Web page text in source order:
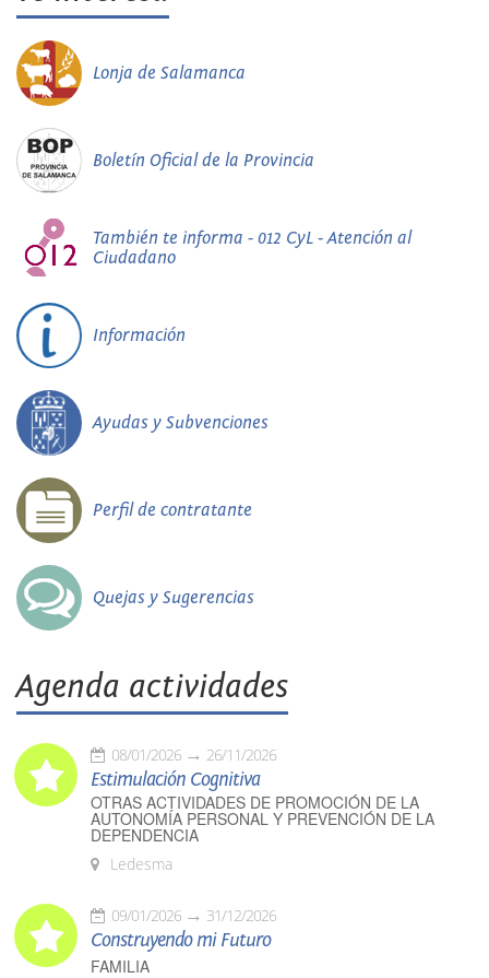
Lonja de Salamanca
Boletín Oficial de la Provincia
También te informa - 012 CyL - Atención al
Ciudadano
Información
Ayudas y Subvenciones
Perfil de contratante
Quejas y Sugerencias
Agenda actividades
08/01/2026 26/11/2026
Estimulación Cognitiva
OTRAS ACTIVIDADES DE PROMOCIÓN DE LA
AUTONOMÍA PERSONAL Y PREVENCIÓN DE LA
DEPENDENCIA
Ledesma
09/01/2026 31/12/2026
Construyendo mi Futuro
FAMILIA